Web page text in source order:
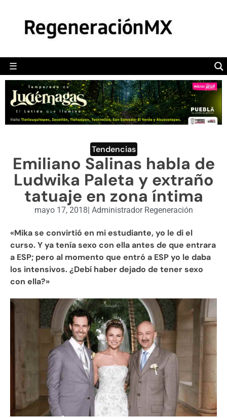
☰
POLÍTICA
CAMALEÓN
OPINIÓN
DEPORTES
ENGLISH SECTION
VIDEOS
Tendencias
Emiliano Salinas habla de
Ludwika Paleta y extraño
tatuaje en zona íntima
mayo 17, 2018| Administrador Regeneración
«Mika se convirtió en mi estudiante, yo le di el
curso. Y ya tenía sexo con ella antes de que entrara
a ESP; pero al momento que entró a ESP yo le daba
los intensivos. ¿Debí haber dejado de tener sexo
con ella?»